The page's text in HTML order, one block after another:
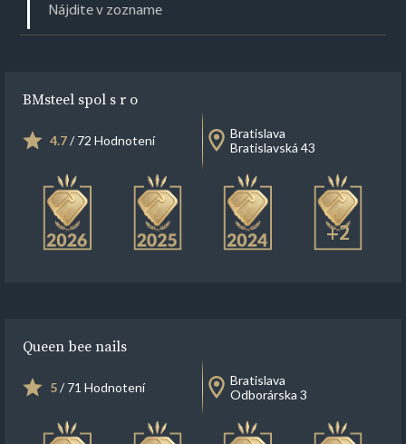
BMsteel spol s r o
4.7/ 72 Hodnotení
Bratislava
Bratislavská 43
+2
Queen bee nails
5/ 71 Hodnotení
Bratislava
Odborárska 3